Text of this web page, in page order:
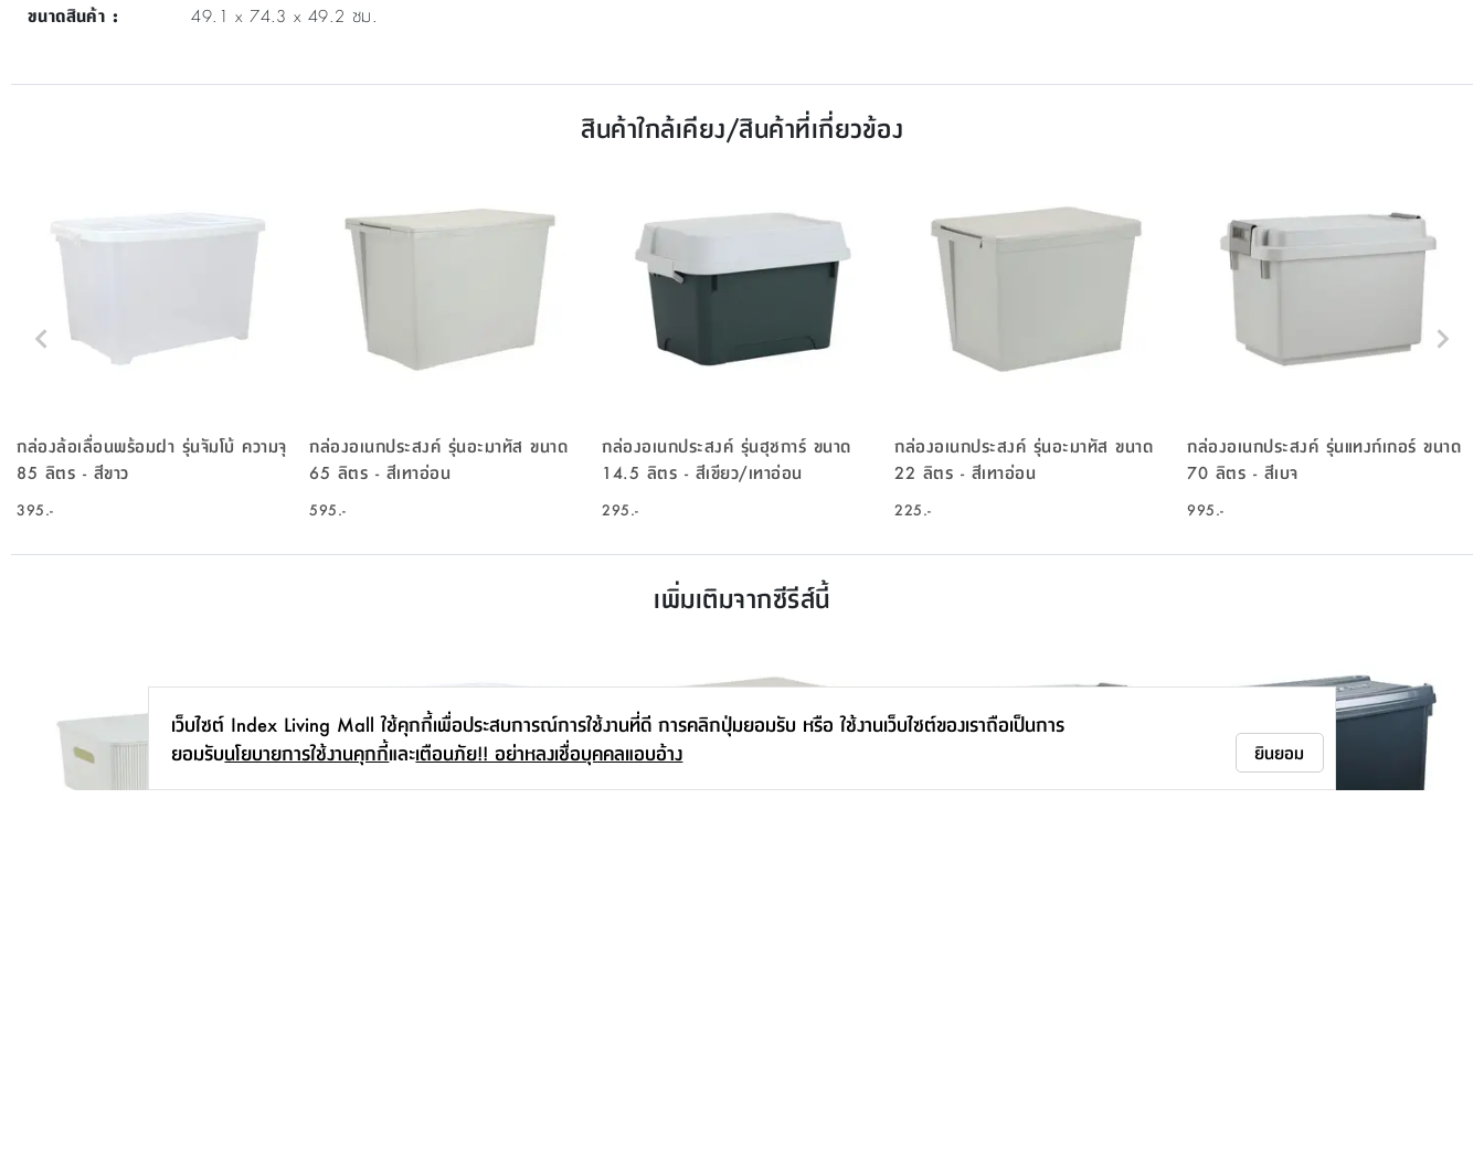
ขนาดสินค้า : 49.1 x 74.3 x 49.2 ซม.
สินค้าใกล้เคียง/สินค้าที่เกี่ยวข้อง
กล่องล้อเลื่อนพร้อมฝา รุ่นจัมโบ้ ความจุ
85 ลิตร - สีขาว
395.-
กล่องอเนกประสงค์ รุ่นอะมาทัส ขนาด
65 ลิตร - สีเทาอ่อน
595.-
กล่องอเนกประสงค์ รุ่นฮุชการ์ ขนาด
14.5 ลิตร - สีเขียว/เทาอ่อน
295.-
กล่องอเนกประสงค์ รุ่นอะมาทัส ขนาด
22 ลิตร - สีเทาอ่อน
225.-
กล่องอเนกประสงค์ รุ่นแทงก์เกอร์ ขนาด
70 ลิตร - สีเบจ
995.-
เพิ่มเติมจากซีรีส์นี้
เว็บไซต์ Index Living Mall ใช้คุกกี้เพื่อประสบการณ์การใช้งานที่ดี การคลิกปุ่มยอมรับ หรือ ใช้งานเว็บไซต์ของเราถือเป็นการ
ยอมรับนโยบายการใช้งานคุกกี้และเตือนภัย!! อย่าหลงเชื่อบุคคลแอบอ้าง ยินยอม